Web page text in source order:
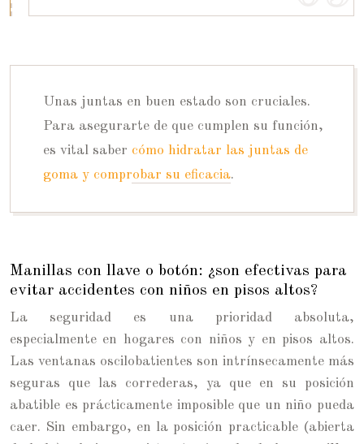
Unas juntas en buen estado son cruciales.
Para asegurarte de que cumplen su función,
es vital saber cómo hidratar las juntas de
goma y comprobar su eficacia.
Manillas con llave o botón: ¿son efectivas para
evitar accidentes con niños en pisos altos?
La seguridad es una prioridad absoluta,
especialmente en hogares con niños y en pisos altos.
Las ventanas oscilobatientes son intrínsecamente más
seguras que las correderas, ya que en su posición
abatible es prácticamente imposible que un niño pueda
caer. Sin embargo, en la posición practicable (abierta